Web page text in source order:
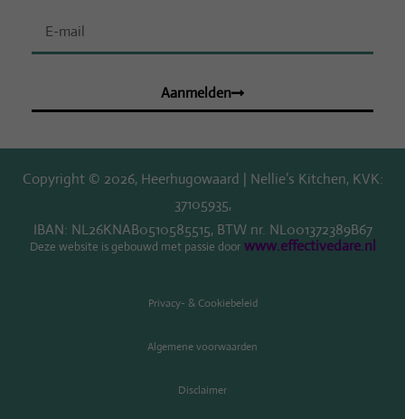
Aanmelden
Copyright © 2026, Heerhugowaard | Nellie’s Kitchen, KVK:
37105935,
IBAN: NL26KNAB0510585515, BTW nr. NL001372389B67
Deze website is gebouwd met passie doorwww.effectivedare.nl
Privacy- & Cookiebeleid
Algemene voorwaarden
Disclaimer